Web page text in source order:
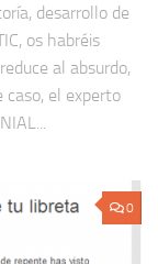
desarrollo de
os habréis
al absurdo,
caso, el experto
0